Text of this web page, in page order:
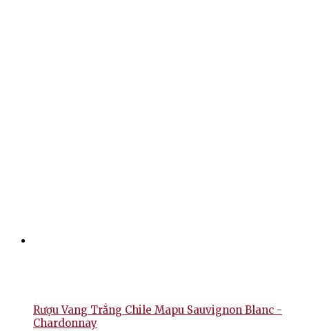
Rượu Vang Trắng Chile Mapu Sauvignon Blanc -
Chardonnay